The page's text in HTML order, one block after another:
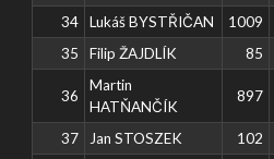
34
Lukáš BYSTŘIČAN 1009
35
Filip ŽAJDLÍK 85
36
Martin
HATŇANČÍK
897
37 Jan STOSZEK 102